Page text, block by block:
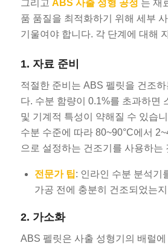
그리고 ABS 사출 성형 공정 는 재
품 품질을 최적화하기 위해 세부
기울여야 합니다. 각 단계에 대해
1. 자료 준비
적절한 준비는 ABS 펠릿을 건조하
다. 수분 함량이 0.1%를 초과하면
및 기계적 특성이 약해질 수 있습
수분 수준에 따라 80~90°C에서
으로 설정하는 건조기를 사용하는
전문가 팁: 인라인 수분 분석기
가공 전에 충분히 건조되었는
2. 가소화
ABS 펠릿은 사출 성형기의 배럴